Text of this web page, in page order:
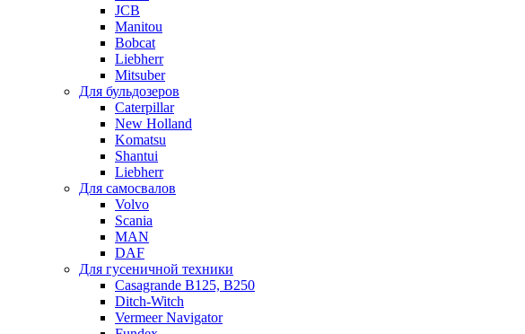
JCB
Manitou
Bobcat
Liebherr
Mitsuber
Для бульдозеров
Caterpillar
New Holland
Komatsu
Shantui
Liebherr
Для самосвалов
Volvo
Scania
MAN
DAF
Для гусеничной техники
Casagrande B125, B250
Ditch-Witch
Vermeer Navigator